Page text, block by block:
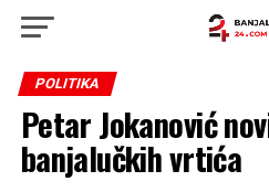
POLITIKA
Petar Jokanović
banjalučkih vrtića